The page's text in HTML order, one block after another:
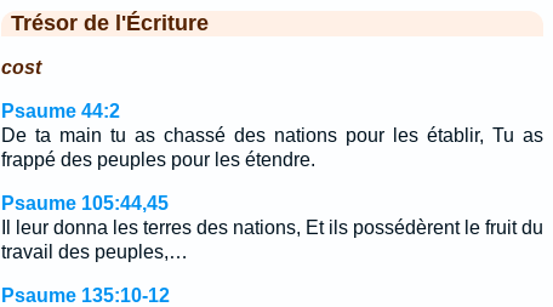
Trésor de l'Écriture
cost
Psaume 44:2
De ta main tu as chassé des nations pour les établir, Tu as
frappé des peuples pour les étendre.
Psaume 105:44,45
Il leur donna les terres des nations, Et ils possédèrent le fruit du
travail des peuples,…
Psaume 135:10-12